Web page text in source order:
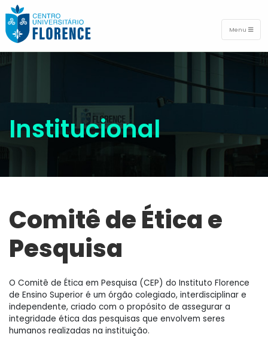
Menu
Institucional
Comitê de Ética e
Pesquisa
O Comitê de Ética em Pesquisa (CEP) do Instituto Florence
de Ensino Superior é um órgão colegiado, interdisciplinar e
independente, criado com o propósito de assegurar a
integridade ética das pesquisas que envolvem seres
humanos realizadas na instituição.